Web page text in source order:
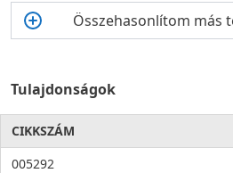
Összehasonlítom más
Tulajdonságok
CIKKSZÁM
005292